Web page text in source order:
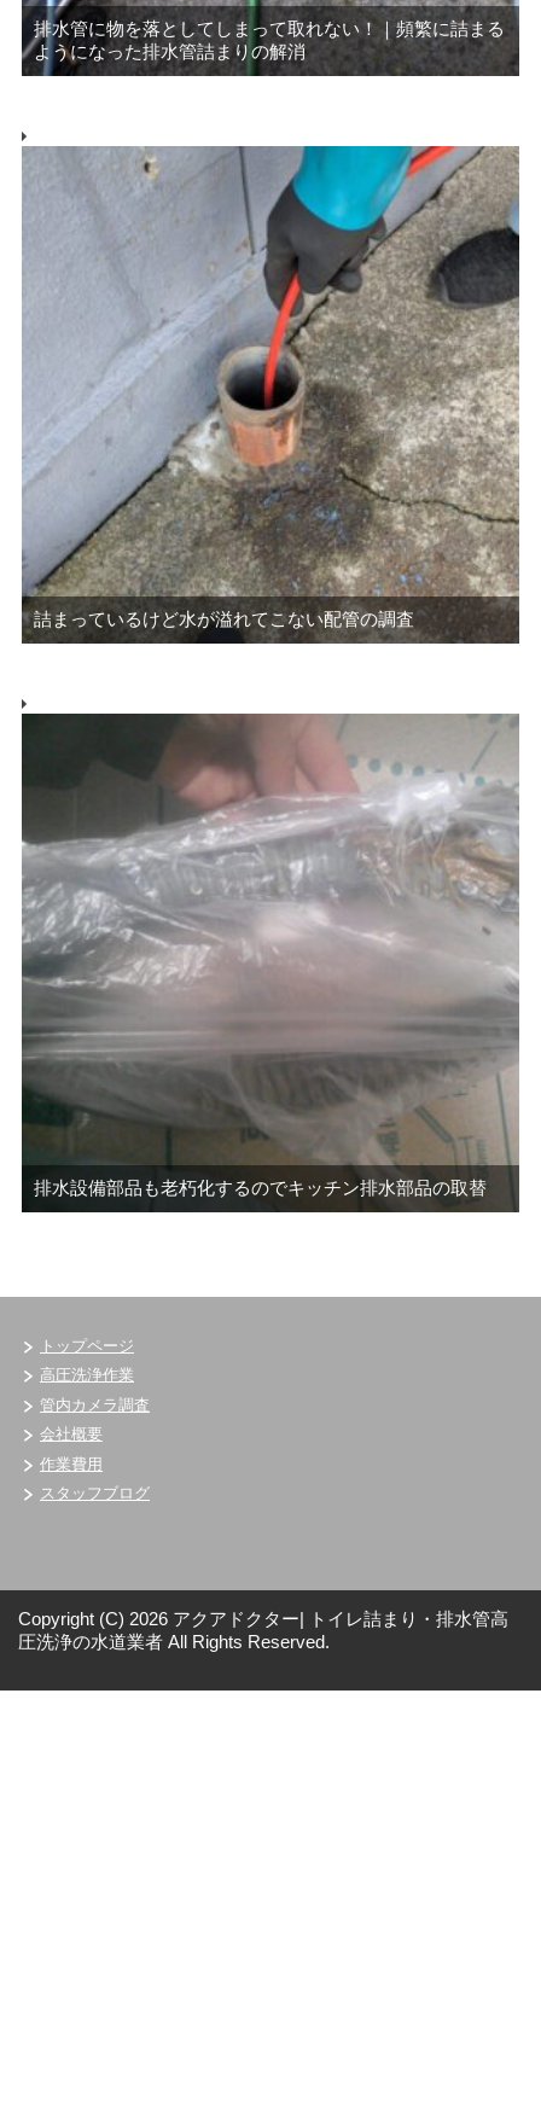
排水管に物を落としてしまって取れない！｜頻繁に詰まる
ようになった排水管詰まりの解消
詰まっているけど水が溢れてこない配管の調査
排水設備部品も老朽化するのでキッチン排水部品の取替
トップページ
高圧洗浄作業
管内カメラ調査
会社概要
作業費用
スタッフブログ
Copyright (C) 2026 アクアドクター| トイレ詰まり・排水管高
圧洗浄の水道業者 All Rights Reserved.